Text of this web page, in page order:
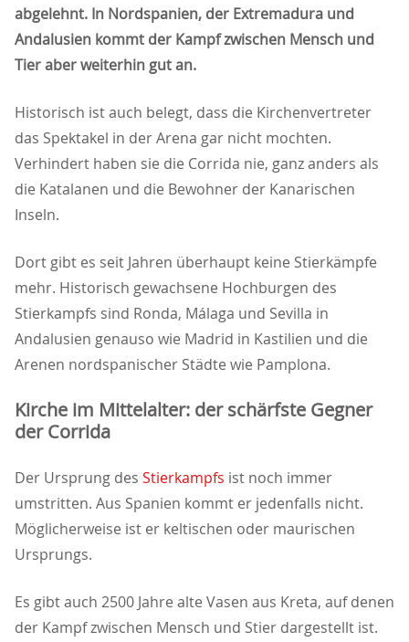
abgelehnt. In Nordspanien, der Extremadura und
Andalusien kommt der Kampf zwischen Mensch und
Tier aber weiterhin gut an.
Historisch ist auch belegt, dass die Kirchenvertreter
das Spektakel in der Arena gar nicht mochten.
Verhindert haben sie die Corrida nie, ganz anders als
die Katalanen und die Bewohner der Kanarischen
Inseln.
Dort gibt es seit Jahren überhaupt keine Stierkämpfe
mehr. Historisch gewachsene Hochburgen des
Stierkampfs sind Ronda, Málaga und Sevilla in
Andalusien genauso wie Madrid in Kastilien und die
Arenen nordspanischer Städte wie Pamplona.
Kirche im Mittelalter: der schärfste Gegner
der Corrida
Der Ursprung des Stierkampfs ist noch immer
umstritten. Aus Spanien kommt er jedenfalls nicht.
Möglicherweise ist er keltischen oder maurischen
Ursprungs.
Es gibt auch 2500 Jahre alte Vasen aus Kreta, auf denen
der Kampf zwischen Mensch und Stier dargestellt ist.